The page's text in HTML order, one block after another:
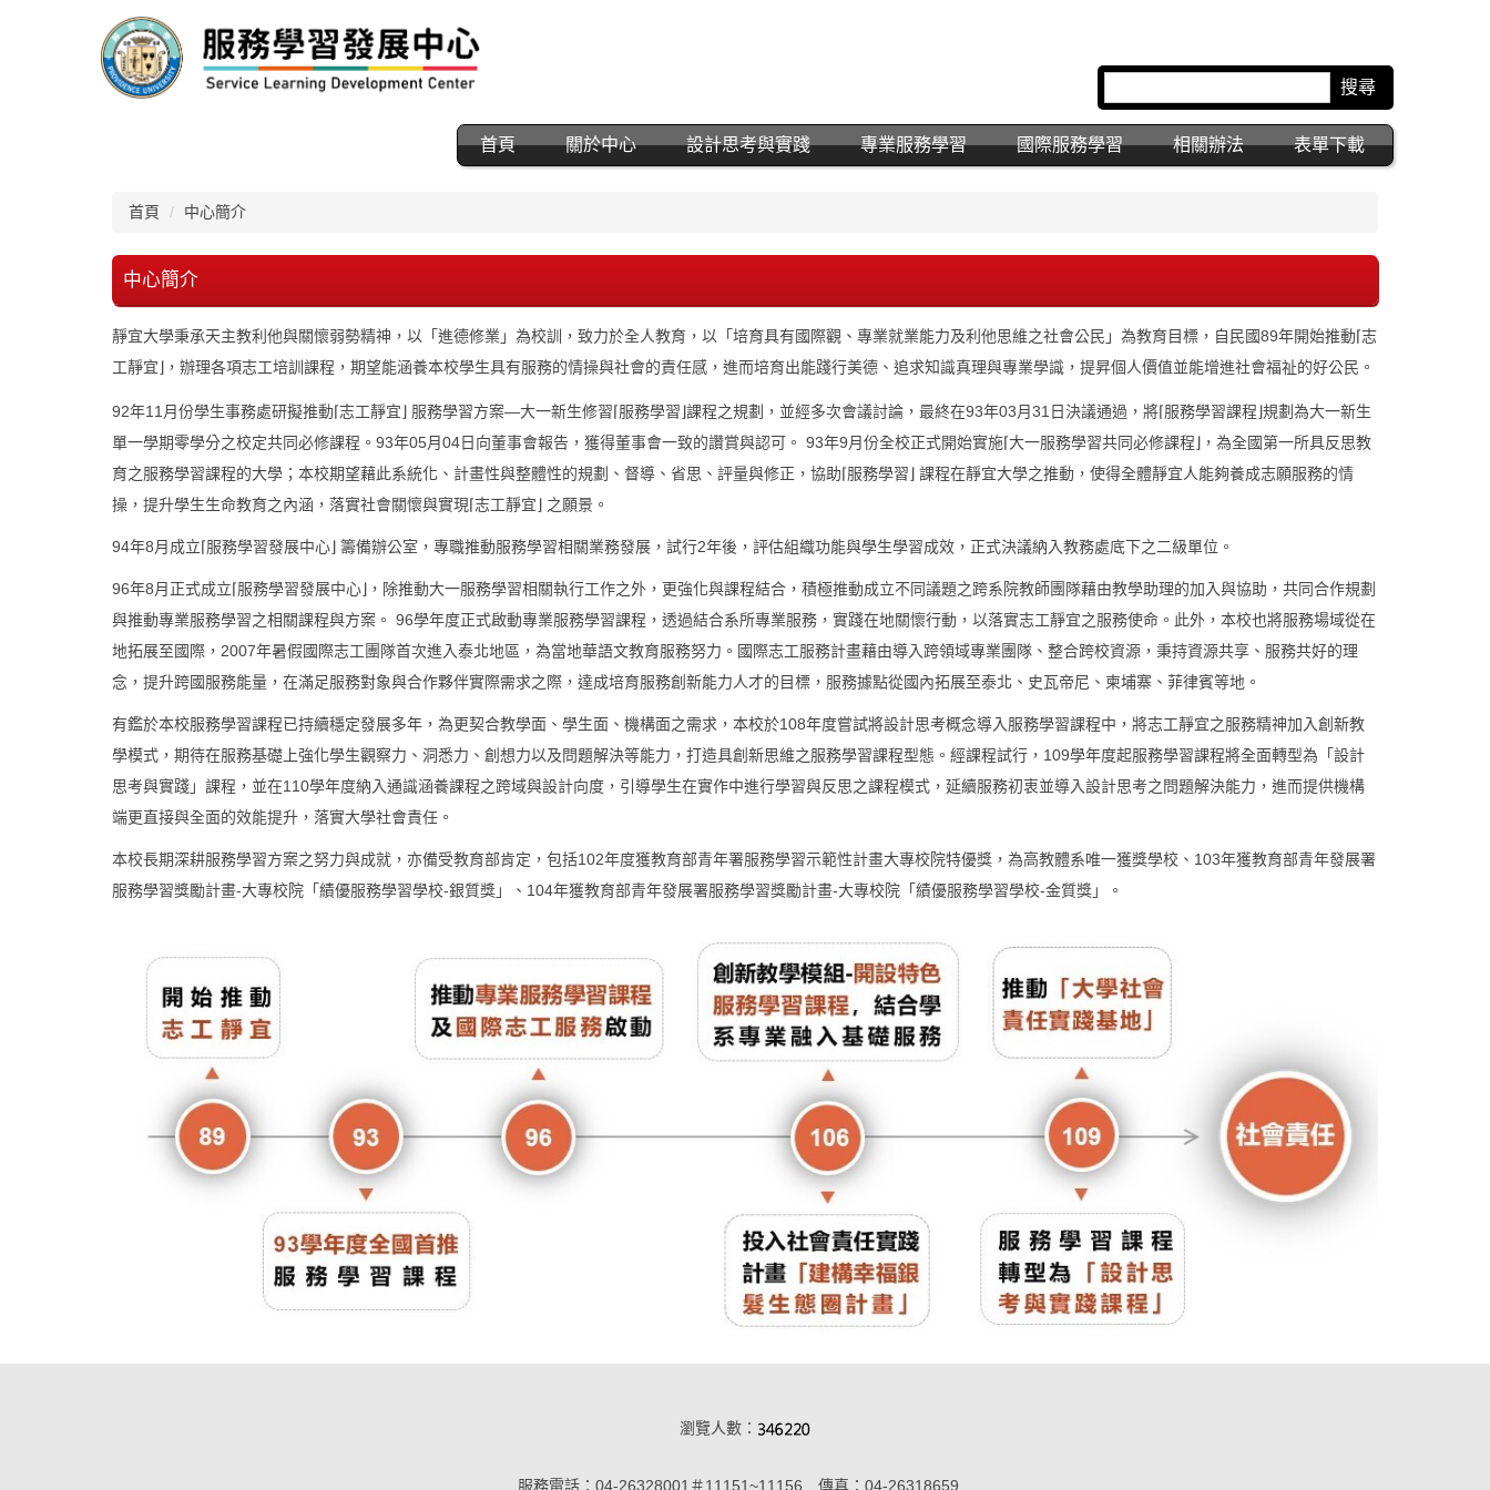
首頁 關於中心 設計思考與實踐 專業服務學習 國際服務學習 相關辦法 表單下載
搜尋
首頁 中心簡介
中心簡介
靜宜大學秉承天主教利他與關懷弱勢精神，以「進德修業」為校訓，致力於全人教育，以「培育具有國際觀、專業就業能力及利他思維之社會公民」為教育目標，自民國89年開始推動⌈志
工靜宜⌋，辦理各項志工培訓課程，期望能涵養本校學生具有服務的情操與社會的責任感，進而培育出能踐行美德、追求知識真理與專業學識，提昇個人價值並能增進社會福祉的好公民。
92年11月份學生事務處研擬推動⌈志工靜宜⌋ 服務學習方案—大一新生修習⌈服務學習⌋課程之規劃，並經多次會議討論，最終在93年03月31日決議通過，將⌈服務學習課程⌋規劃為大一新生
單一學期零學分之校定共同必修課程。93年05月04日向董事會報告，獲得董事會一致的讚賞與認可。 93年9月份全校正式開始實施⌈大一服務學習共同必修課程⌋，為全國第一所具反思教
育之服務學習課程的大學；本校期望藉此系統化、計畫性與整體性的規劃、督導、省思、評量與修正，協助⌈服務學習⌋ 課程在靜宜大學之推動，使得全體靜宜人能夠養成志願服務的情
操，提升學生生命教育之內涵，落實社會關懷與實現⌈志工靜宜⌋ 之願景。
94年8月成立⌈服務學習發展中心⌋ 籌備辦公室，專職推動服務學習相關業務發展，試行2年後，評估組織功能與學生學習成效，正式決議納入教務處底下之二級單位。
96年8月正式成立⌈服務學習發展中心⌋，除推動大一服務學習相關執行工作之外，更強化與課程結合，積極推動成立不同議題之跨系院教師團隊藉由教學助理的加入與協助，共同合作規劃
與推動專業服務學習之相關課程與方案。 96學年度正式啟動專業服務學習課程，透過結合系所專業服務，實踐在地關懷行動，以落實志工靜宜之服務使命。此外，本校也將服務場域從在
地拓展至國際，2007年暑假國際志工團隊首次進入泰北地區，為當地華語文教育服務努力。國際志工服務計畫藉由導入跨領域專業團隊、整合跨校資源，秉持資源共享、服務共好的理
念，提升跨國服務能量，在滿足服務對象與合作夥伴實際需求之際，達成培育服務創新能力人才的目標，服務據點從國內拓展至泰北、史瓦帝尼、柬埔寨、菲律賓等地。
有鑑於本校服務學習課程已持續穩定發展多年，為更契合教學面、學生面、機構面之需求，本校於108年度嘗試將設計思考概念導入服務學習課程中，將志工靜宜之服務精神加入創新教
學模式，期待在服務基礎上強化學生觀察力、洞悉力、創想力以及問題解決等能力，打造具創新思維之服務學習課程型態。經課程試行，109學年度起服務學習課程將全面轉型為「設計
思考與實踐」課程，並在110學年度納入通識涵養課程之跨域與設計向度，引導學生在實作中進行學習與反思之課程模式，延續服務初衷並導入設計思考之問題解決能力，進而提供機構
端更直接與全面的效能提升，落實大學社會責任。
本校長期深耕服務學習方案之努力與成就，亦備受教育部肯定，包括102年度獲教育部青年署服務學習示範性計畫大專校院特優獎，為高教體系唯一獲獎學校、103年獲教育部青年發展署
服務學習獎勵計畫-大專校院「績優服務學習學校-銀質獎」、104年獲教育部青年發展署服務學習獎勵計畫-大專校院「績優服務學習學校-金質獎」。
瀏覽人數：
服務電話：04-26328001＃11151~11156 傳真：04-26318659